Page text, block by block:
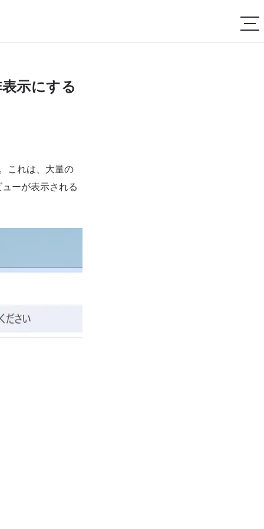
示にする
これは、大量の
ーが表示される